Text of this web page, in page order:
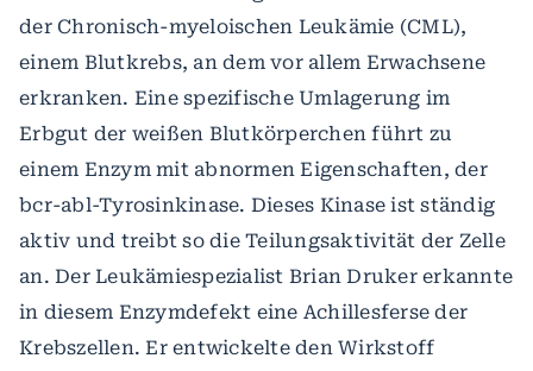
der Chronisch-myeloischen Leukämie (CML),
einem Blutkrebs, an dem vor allem Erwachsene
erkranken. Eine spezifische Umlagerung im
Erbgut der weißen Blutkörperchen führt zu
einem Enzym mit abnormen Eigenschaften, der
bcr-abl-Tyrosinkinase. Dieses Kinase ist ständig
aktiv und treibt so die Teilungsaktivität der Zelle
an. Der Leukämiespezialist Brian Druker erkannte
in diesem Enzymdefekt eine Achillesferse der
Krebszellen. Er entwickelte den Wirkstoff